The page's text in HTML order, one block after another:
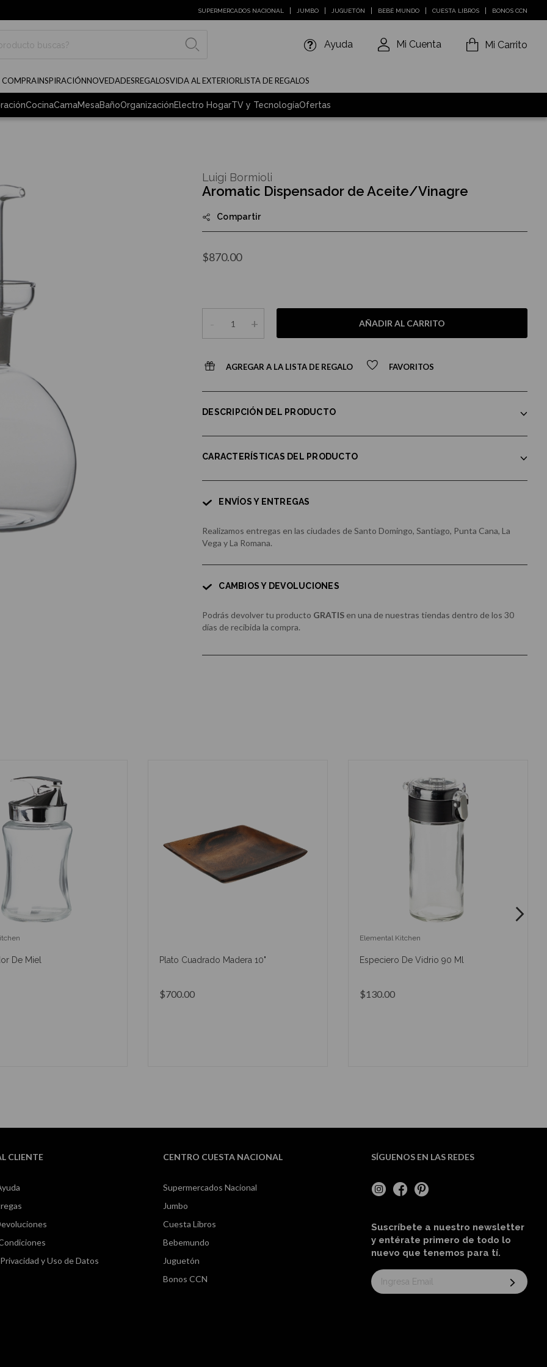
SUPERMERCADOS NACIONAL JUMBO JUGUETÓN BEBÉ MUNDO CUESTA LIBROS BONOS CCN
Ayuda Mi Cuenta Mi Carrito
COMPRAINSPIRACIÓNNOVEDADESREGALOSVIDA AL EXTERIORLISTA DE REGALOS
CocinaCamaMesaBañoOrganizaciónElectro HogarTV y TecnologíaOfertas
Aromatic Dispensador de Aceite/Vinagre
Compartir
$870.00
- + AÑADIR AL CARRITO
AGREGAR A LA LISTA DE REGALO FAVORITOS
Luigi Bormioli
DESCRIPCIÓN DEL PRODUCTO
CARACTERÍSTICAS DEL PRODUCTO
ENVÍOS Y ENTREGAS
Realizamos entregas en las ciudades de Santo Domingo, Santiago, Punta Cana, La
Vega y La Romana.
CAMBIOS Y DEVOLUCIONES
Podrás devolver tu producto GRATIS en una de nuestras tiendas dentro de los 30
días de recibida la compra.
De Miel Plato Cuadrado Madera 10"
$700.00
Elemental Kitchen
Especiero De Vidrio 90 Ml
$130.00
CLIENTE
y Uso de Datos
CENTRO CUESTA NACIONAL
Supermercados Nacional
Jumbo
Cuesta Libros
Bebemundo
Juguetón
Bonos CCN
SÍGUENOS EN LAS REDES
Suscríbete a nuestro newsletter
y entérate primero de todo lo
nuevo que tenemos para tí.
Suscríbase
al